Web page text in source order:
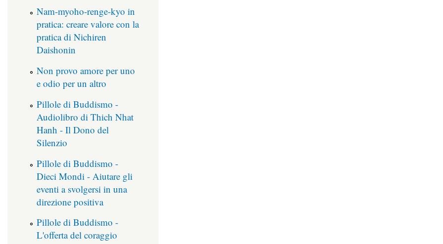
Nam-myoho-renge-kyo in
pratica: creare valore con la
pratica di Nichiren
Daishonin
Non provo amore per uno
e odio per un altro
Pillole di Buddismo -
Audiolibro di Thich Nhat
Hanh - Il Dono del
Silenzio
Pillole di Buddismo -
Dieci Mondi - Aiutare gli
eventi a svolgersi in una
direzione positiva
Pillole di Buddismo -
L'offerta del coraggio